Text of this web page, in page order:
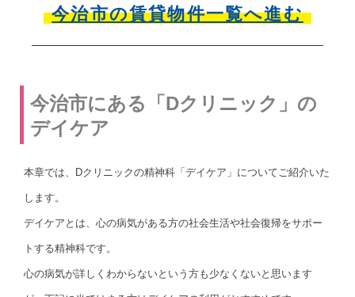
今治市の賃貸物件一覧へ進む
今治市にある「Dクリニック」の
デイケア
本章では、Dクリニックの精神科「デイケア」についてご紹介いた
します。
デイケアとは、心の病気がある方の社会生活や社会復帰をサポー
トする精神科です。
心の病気が詳しくわからないという方も少なくないと思います